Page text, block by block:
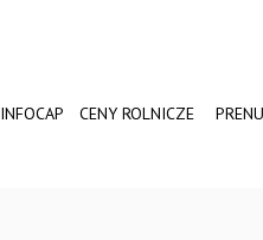
INFOCAP CENY ROLNICZE